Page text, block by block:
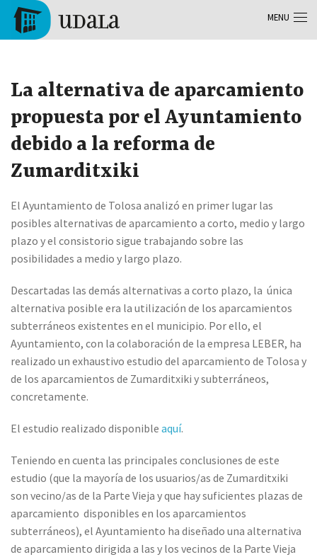
Aller au contenu principal
La alternativa de aparcamiento
propuesta por el Ayuntamiento
debido a la reforma de
Zumarditxiki
El Ayuntamiento de Tolosa analizó en primer lugar las
posibles alternativas de aparcamiento a corto, medio y largo
plazo y el consistorio sigue trabajando sobre las
posibilidades a medio y largo plazo.
Descartadas las demás alternativas a corto plazo, la única
alternativa posible era la utilización de los aparcamientos
subterráneos existentes en el municipio. Por ello, el
Ayuntamiento, con la colaboración de la empresa LEBER, ha
realizado un exhaustivo estudio del aparcamiento de Tolosa y
de los aparcamientos de Zumarditxiki y subterráneos,
concretamente.
El estudio realizado disponible aquí.
Teniendo en cuenta las principales conclusiones de este
estudio (que la mayoría de los usuarios/as de Zumarditxiki
son vecino/as de la Parte Vieja y que hay suficientes plazas de
aparcamiento disponibles en los aparcamientos
subterráneos), el Ayuntamiento ha diseñado una alternativa
de aparcamiento dirigida a las y los vecinos de la Parte Vieja
MENU